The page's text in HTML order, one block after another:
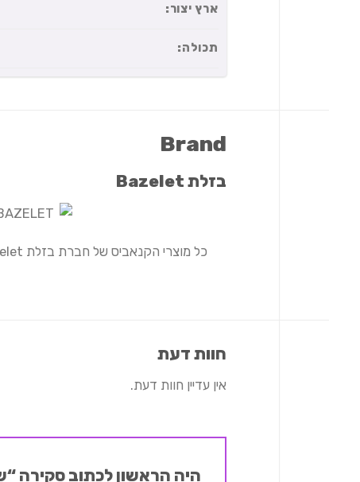
ארץ יצור:
תכולה:
Brand
בזלת Bazelet
חוות דעת
אין עדיין חוות דעת.